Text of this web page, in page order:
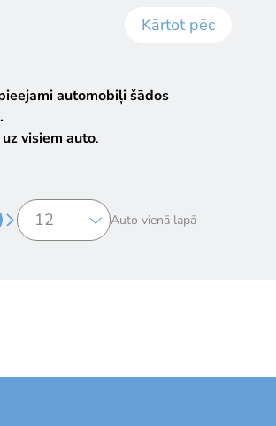
Kārtot pēc
automobiļi šādos
visiem auto.
Auto vienā lapā